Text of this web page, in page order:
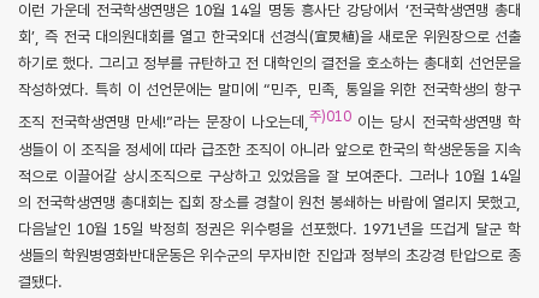
이런 가운데 전국학생연맹은 10월 14일 명동 흥사단 강당에서 ‘전국학생연맹 총대
회’, 즉 전국 대의원대회를 열고 한국외대 선경식(宣炅植)을 새로운 위원장으로 선출
하기로 했다. 그리고 정부를 규탄하고 전 대학인의 결전을 호소하는 총대회 선언문을
작성하였다. 특히 이 선언문에는 말미에 “민주, 민족, 통일을 위한 전국학생의 항구
조직 전국학생연맹 만세!”라는 문장이 나오는데, 주)010 이는 당시 전국학생연맹 학
생들이 이 조직을 정세에 따라 급조한 조직이 아니라 앞으로 한국의 학생운동을 지속
적으로 이끌어갈 상시조직으로 구상하고 있었음을 잘 보여준다. 그러나 10월 14일
의 전국학생연맹 총대회는 집회 장소를 경찰이 원천 봉쇄하는 바람에 열리지 못했고,
다음날인 10월 15일 박정희 정권은 위수령을 선포했다. 1971년을 뜨겁게 달군 학
생들의 학원병영화반대운동은 위수군의 무자비한 진압과 정부의 초강경 탄압으로 종
결됐다.